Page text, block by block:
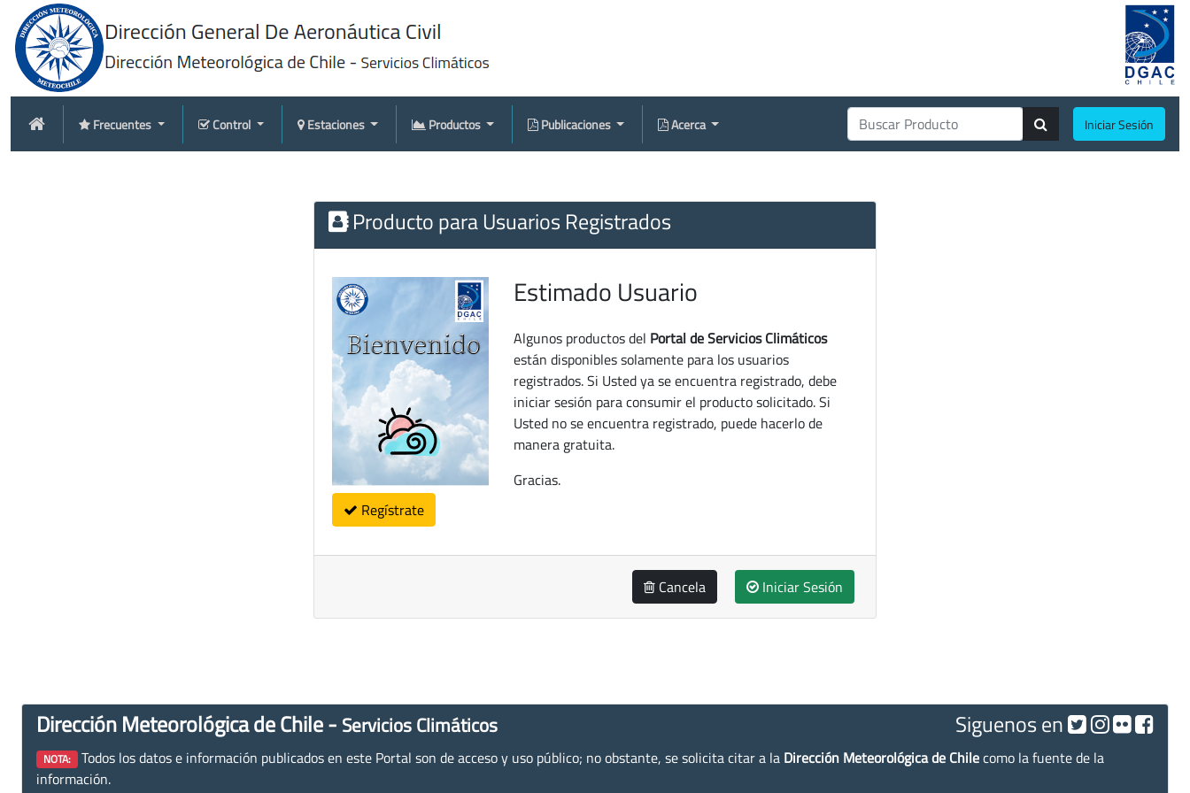
Frecuentes Control Estaciones Productos Publicaciones Acerca Iniciar Sesión
Producto para Usuarios Registrados
Regístrate
Estimado Usuario
Algunos productos del Portal de Servicios Climáticos
están disponibles solamente para los usuarios
registrados. Si Usted ya se encuentra registrado, debe
iniciar sesión para consumir el producto solicitado. Si
Usted no se encuentra registrado, puede hacerlo de
manera gratuita.
Gracias.
Cancela Iniciar Sesión
Dirección Meteorológica de Chile - Servicios Climáticos Siguenos en
NOTA: Todos los datos e información publicados en este Portal son de acceso y uso público; no obstante, se solicita citar a la Dirección Meteorológica de Chilecomo la fuente de la
información.